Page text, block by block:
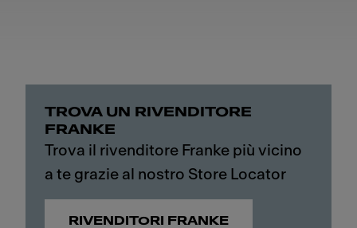
TROVA UN RIVENDITORE
FRANKE
Trova il rivenditore Franke più vicino
a te grazie al nostro Store Locator
RIVENDITORI FRANKE